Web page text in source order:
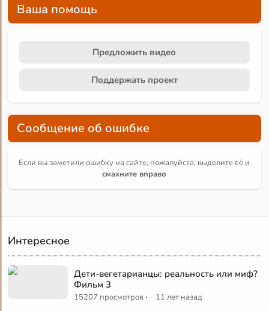
Ваша помощь
Предложить видео
Поддержать проект
Сообщение об ошибке
Если вы заметили ошибку на сайте, пожалуйста, выделите её и
смахните вправо
Интересное
Дети-вегетарианцы: реальность или миф?
Фильм 3
15207 просмотров · 11 лет назад